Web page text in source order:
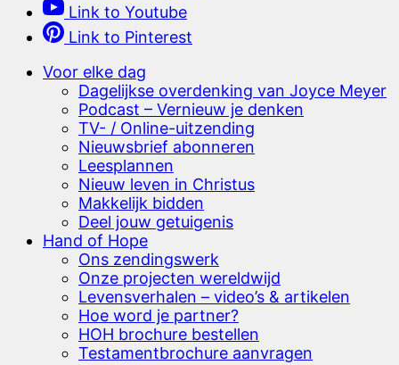
Link to Youtube
Link to Pinterest
Voor elke dag
Dagelijkse overdenking van Joyce Meyer
Podcast – Vernieuw je denken
TV- / Online-uitzending
Nieuwsbrief abonneren
Leesplannen
Nieuw leven in Christus
Makkelijk bidden
Deel jouw getuigenis
Hand of Hope
Ons zendingswerk
Onze projecten wereldwijd
Levensverhalen – video’s & artikelen
Hoe word je partner?
HOH brochure bestellen
Testamentbrochure aanvragen